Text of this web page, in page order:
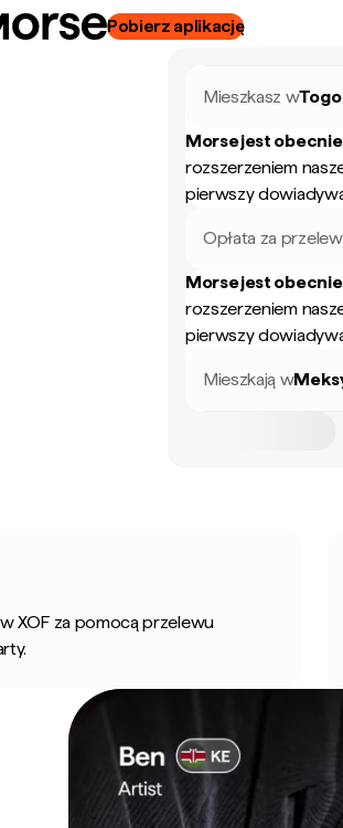
Pobierz aplikację
Mieszkasz wTogo
Morse jest
rozszerzeniem
pierwszy
Opłata za przelew
Morse jest
rozszerzeniem
pierwszy
Mieszkają w
XOF za pomocą przelewu